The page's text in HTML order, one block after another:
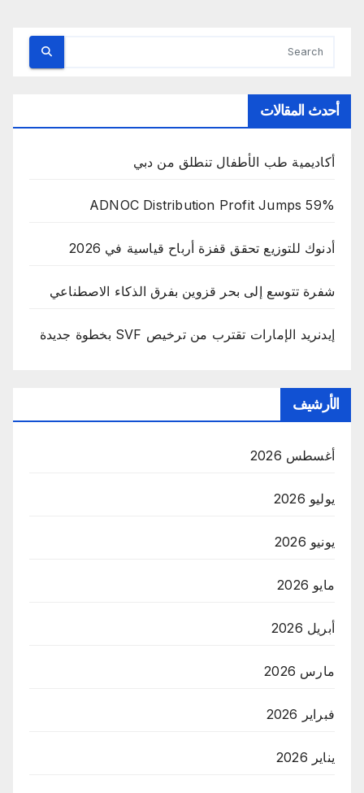
أحدث المقالات
أكاديمية طب الأطفال تنطلق من دبي
ADNOC Distribution Profit Jumps 59%
أدنوك للتوزيع تحقق قفزة أرباح قياسية في 2026
شفرة تتوسع إلى بحر قزوين بفرق الذكاء الاصطناعي
إيدنريد الإمارات تقترب من ترخيص SVF بخطوة جديدة
الأرشيف
أغسطس 2026
يوليو 2026
يونيو 2026
مايو 2026
أبريل 2026
مارس 2026
فبراير 2026
يناير 2026